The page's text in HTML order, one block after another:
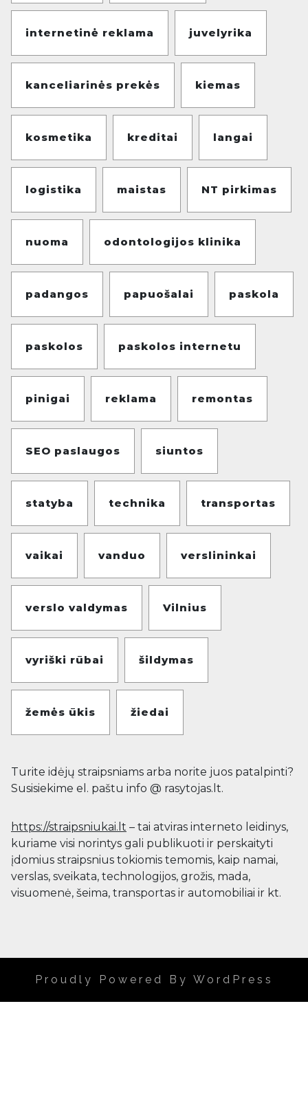
internetinė reklama juvelyrika
kanceliarinės prekės kiemas
kosmetika kreditai langai
logistika maistas NT pirkimas
nuoma odontologijos klinika
padangos papuošalai paskola
paskolos paskolos internetu
pinigai reklama remontas
SEO paslaugos siuntos
statyba technika transportas
vaikai vanduo verslininkai
verslo valdymas Vilnius
vyriški rūbai šildymas
žemės ūkis žiedai
Turite idėjų straipsniams arba norite juos patalpinti?
Susisiekime el. paštu info @ rasytojas.lt.
https://straipsniukai.lt – tai atviras interneto leidinys,
kuriame visi norintys gali publikuoti ir perskaityti
įdomius straipsnius tokiomis temomis, kaip namai,
verslas, sveikata, technologijos, grožis, mada,
visuomenė, šeima, transportas ir automobiliai ir kt.
Proudly Powered By WordPress